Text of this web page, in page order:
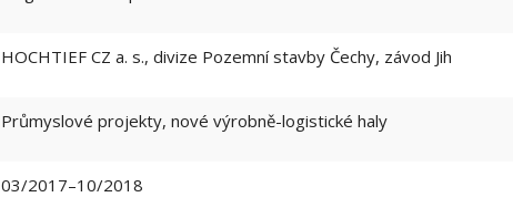
HOCHTIEF CZ a. s., divize Pozemní stavby Čechy, závod Jih
Průmyslové projekty, nové výrobně-logistické haly
03/2017–10/2018